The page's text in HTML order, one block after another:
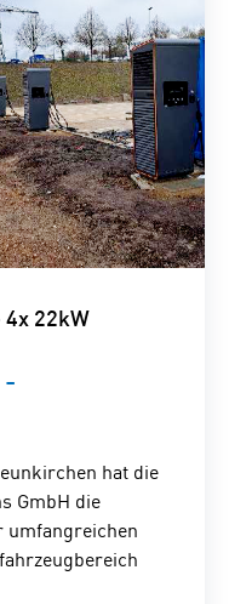
4x 22kW
hat die
GmbH die
umfangreichen